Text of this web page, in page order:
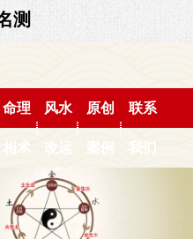
测
命理
相术
风水
改运
原创
案例
联系
我们